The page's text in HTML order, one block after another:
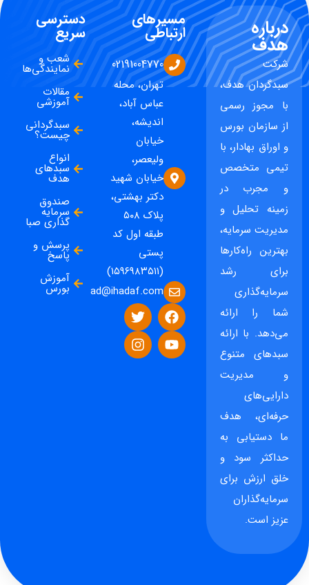
درباره
هدف
شرکت
سبدگردان هدف،
با مجوز رسمی
از سازمان بورس
و اوراق بهادار، با
تیمی متخصص
و مجرب در
زمینه تحلیل و
مدیریت سرمایه،
بهترین راه‌کارها
برای رشد
سرمایه‌گذاری
شما را ارائه
می‌دهد. با ارائه
سبدهای متنوع
و مدیریت
دارایی‌های
حرفه‌ای، هدف
ما دستیابی به
حداکثر سود و
خلق ارزش برای
سرمایه‌گذاران
عزیز است.
مسیرهای
ارتباطی
02191004770
تهران، محله
عباس آباد،
اندیشه،
خیابان
ولیعصر،
خیابان شهید
دکتر بهشتی،
پلاک ۵۰۸
طبقه اول کد
پستی
(۱۵۹۶۹۸۳۵۱۱)
ad@ihadaf.com
دسترسی
سریع
شعب و
نمایندگی‌ها
مقالات
آموزشی
سبدگردانی
چیست؟
انواع
سبدهای
هدف
صندوق
سرمایه
گذاری صبا
پرسش و
پاسخ
آموزش
بورس